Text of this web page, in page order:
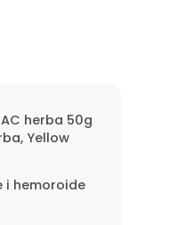
herba 50g
Yellow
i hemoroide